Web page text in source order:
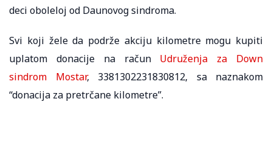
deci oboleloj od Daunovog sindroma.
Svi koji žele da podrže akciju kilometre mogu kupiti
uplatom donacije na račun Udruženja za Down
sindrom Mostar, 3381302231830812, sa naznakom
“donacija za pretrčane kilometre”.